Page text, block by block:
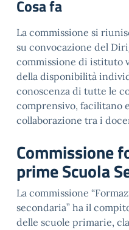
Cosa fa
La commissione si
su convocazione del
commissione di istituto
della disponibilità
conoscenza di tutte le
comprensivo, facilitano
collaborazione tra i
Commissione
prime Scuola
La commissione
secondaria” ha il
delle scuole primarie,